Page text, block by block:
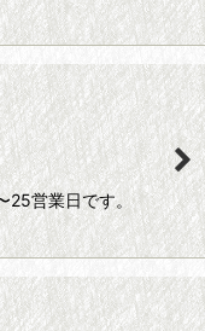
25営業日です。